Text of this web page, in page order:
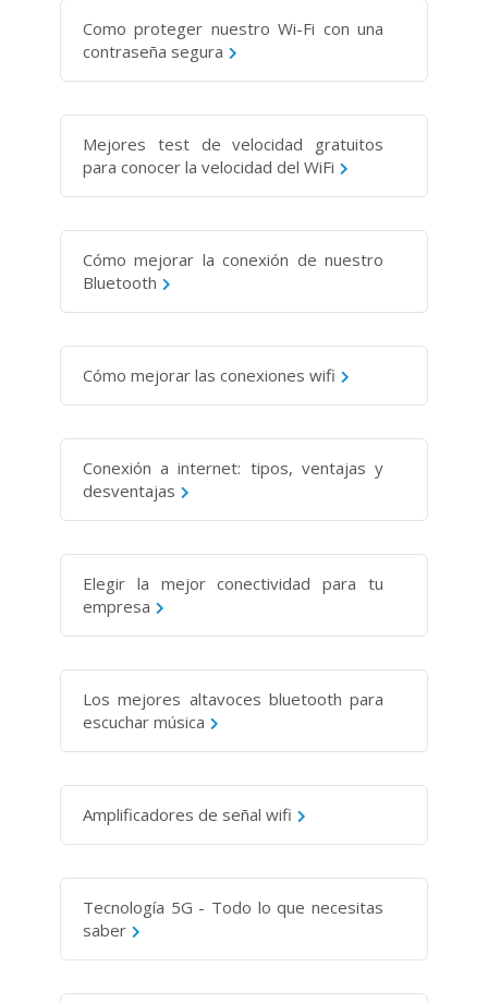
Como proteger nuestro Wi-Fi con una
contraseña segura
Mejores test de velocidad gratuitos
para conocer la velocidad del WiFi
Cómo mejorar la conexión de nuestro
Bluetooth
Cómo mejorar las conexiones wifi
Conexión a internet: tipos, ventajas y
desventajas
Elegir la mejor conectividad para tu
empresa
Los mejores altavoces bluetooth para
escuchar música
Amplificadores de señal wifi
Tecnología 5G - Todo lo que necesitas
saber